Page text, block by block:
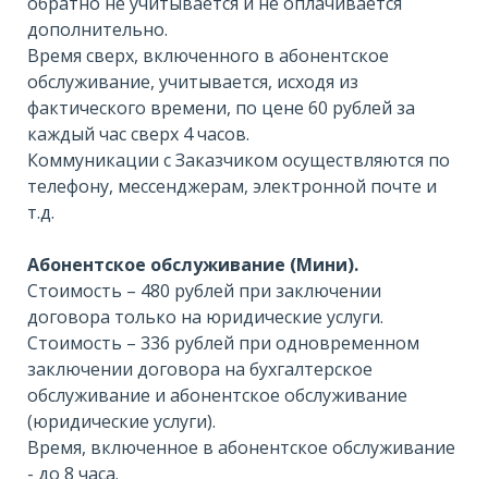
дополнительно.
Время сверх, включенного в абонентское
обслуживание, учитывается, исходя из
фактического времени, по цене 60 рублей за
каждый час сверх 4 часов.
Коммуникации с Заказчиком осуществляются по
телефону, мессенджерам, электронной почте и
т.д.
Абонентское обслуживание (Мини).
Стоимость – 480 рублей при заключении
договора только на юридические услуги.
Стоимость – 336 рублей при одновременном
заключении договора на бухгалтерское
обслуживание и абонентское обслуживание
(юридические услуги).
Время, включенное в абонентское обслуживание
- до 8 часа.